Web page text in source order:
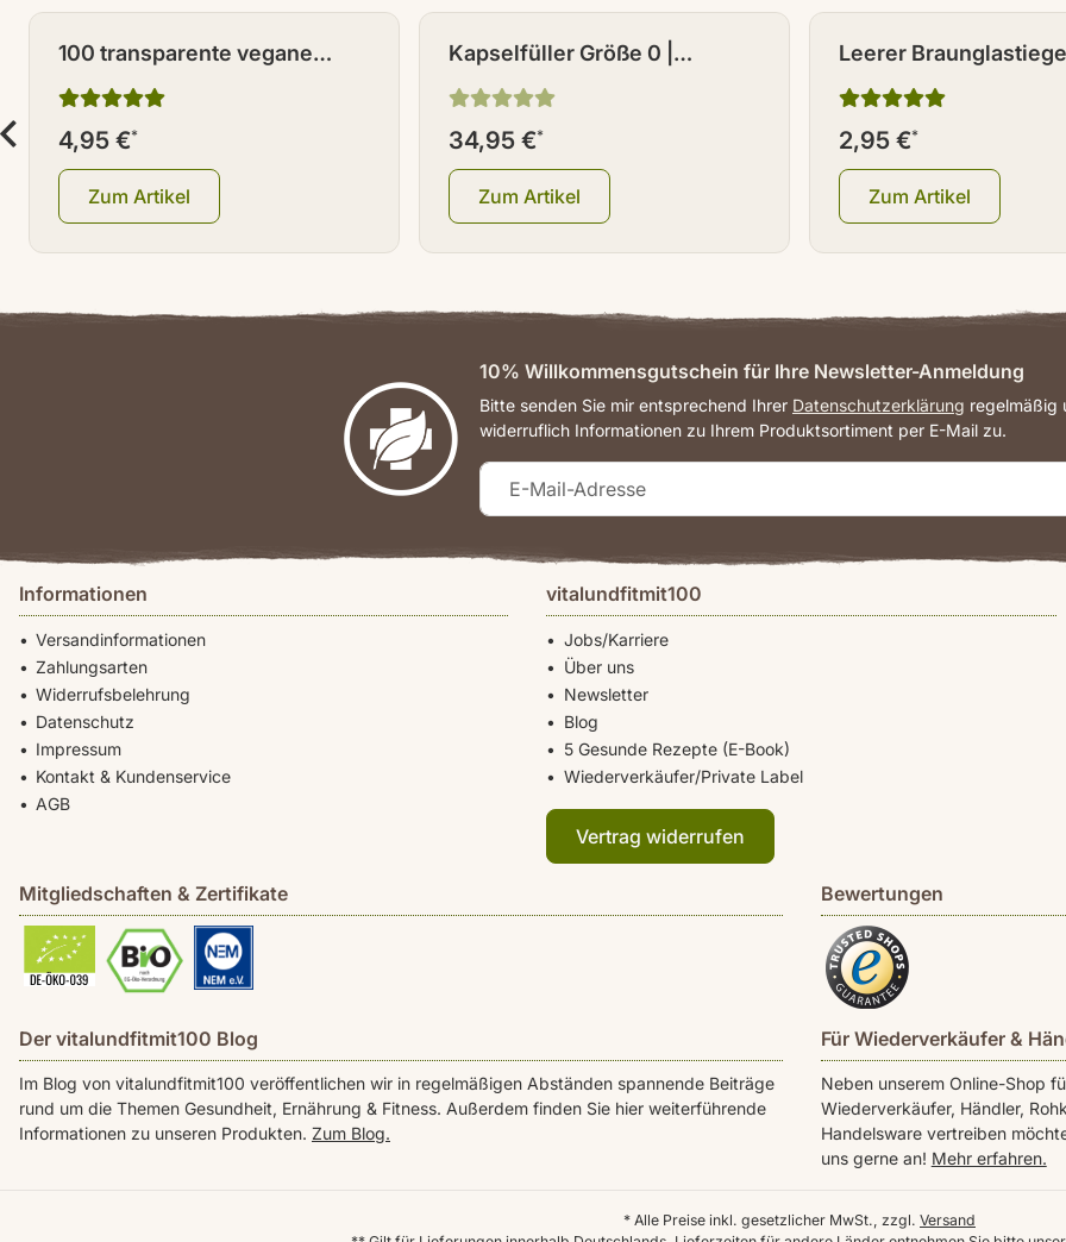
100 transparente vegane
Kapseln / Leerkapseln Größe
4,95 €*
Zum Artikel
Kapselfüller Größe 0 |
Standard 50
34,95 €*
Zum Artikel
Leerer
Deckel 120 ml
2,95 €*
Zum Artikel
Informationen
Versandinformationen
Zahlungsarten
Widerrufsbelehrung
Datenschutz
Impressum
Kontakt & Kundenservice
AGB
vitalundfitmit100
Jobs/Karriere
Über uns
Newsletter
Blog
5 Gesunde Rezepte (E-Book)
Wiederverkäufer/Private Label
Vertrag widerrufen
Mitgliedschaften & Zertifikate Bewertungen
Der vitalundfitmit100 Blog
Im Blog von vitalundfitmit100 veröffentlichen wir in regelmäßigen Abständen spannende Beiträge
rund um die Themen Gesundheit, Ernährung & Fitness. Außerdem finden Sie hier weiterführende
Informationen zu unseren Produkten. Zum Blog.
Für Wiederverkäufer &
Neben unserem Online-Shop
Wiederverkäufer, Händler,
Handelsware vertreiben
uns gerne an! Mehr erfahren.
10% Willkommensgutschein für Ihre Newsletter-Anmeldung
Bitte senden Sie mir entsprechend Ihrer Datenschutzerklärung regelmäßig
widerruflich Informationen zu Ihrem Produktsortiment per E-Mail zu.
* Alle Preise inkl. gesetzlicher MwSt., zzgl. Versand